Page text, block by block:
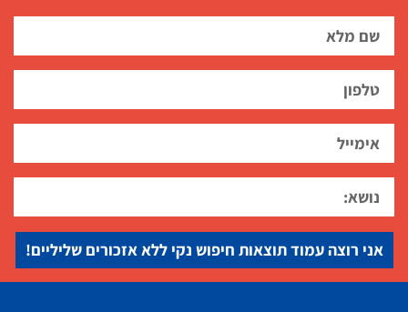
אני רוצה עמוד תוצאות חיפוש נקי ללא אזכורים שליליים!